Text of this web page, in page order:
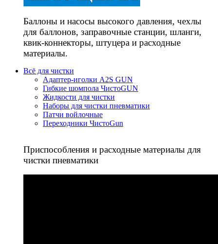
Баллоны и насосы высокого давления, чехлы
для баллонов, заправочные станции, шланги,
квик-коннекторы, штуцера и расходные
материалы.
Всё для чистки
Адаптер-иголки A2S GUN
Гибкие шомпола ЧистоGUN
Жидкости для чистки
Наборы для чистки пневматики
Патчи войлочные
Переходники ЧистоGun
Приспособления и расходные материалы для
чистки пневматики